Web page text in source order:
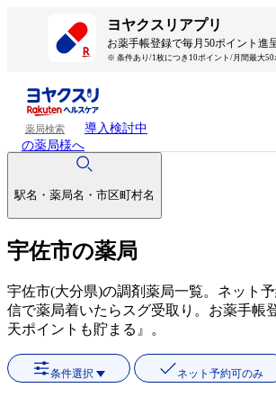
ヨヤクスリアプリ
お薬手帳登録で毎月50ポイント進
※ 条件あり/1枚につき10ポイント/月間最大50
薬局検索
導入検討中
の薬局様へ
駅名・薬局名・市区町村名
宇佐市の薬局
宇佐市(大分県)の調剤薬局一覧。ネット
信で薬局着いたらスグ受取り。お薬手帳
天ポイントも貯まる』。
条件選択 ネット予約可のみ